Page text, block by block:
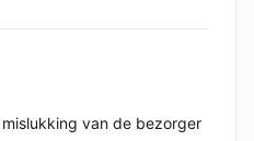
van de bezorger